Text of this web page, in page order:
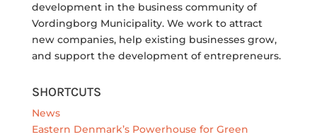
development in the business community of
Vordingborg Municipality. We work to attract
new companies, help existing businesses grow,
and support the development of entrepreneurs.
SHORTCUTS
News
Eastern Denmark’s Powerhouse for Green